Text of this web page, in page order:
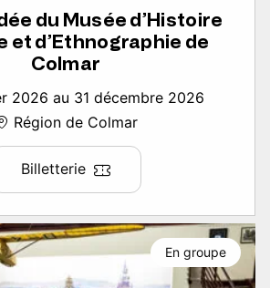
du Musée d’Histoire
et d’Ethnographie de
Colmar
2026 au 31 décembre 2026
Région de Colmar
Billetterie
En groupe